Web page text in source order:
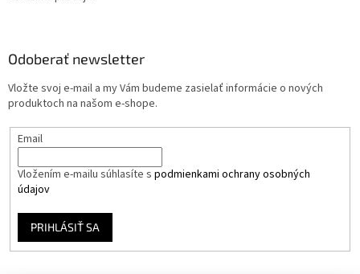
Odoberať newsletter
Vložte svoj e-mail a my Vám budeme zasielať informácie o nových
produktoch na našom e-shope.
Email
Vložením e-mailu súhlasíte s podmienkami ochrany osobných
údajov
PRIHLÁSIŤ SA